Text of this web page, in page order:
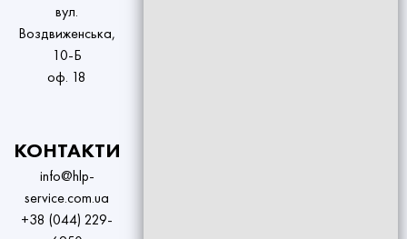
вул.
Воздвиженська,
10-Б
оф. 18
КОНТАКТИ
info@hlp-
service.com.ua
+38 (044) 229-